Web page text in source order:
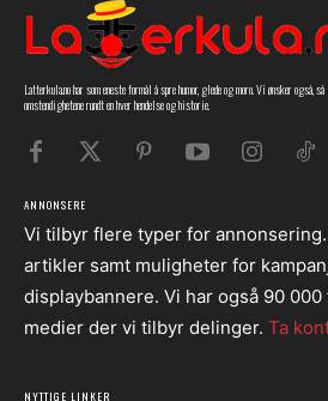
Latterkula.no har som eneste formål å spre humor, glede og moro. Vi ønsker også,
omstendighetene rundt en hver hendelse og historie.
ANNONSERE
Vi tilbyr flere typer for
artikler samt muligheter for
displaybannere. Vi har også 90
medier der vi tilbyr delinger. Ta
NYTTIGE LINKER